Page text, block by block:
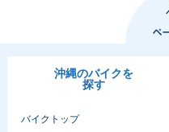
沖縄のバイクを
探す
バイクトップ